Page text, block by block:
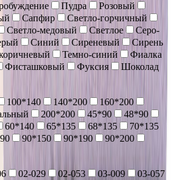
Пудра
Розовый
Сапфир
Светло-горчичный
Светло-медовый Светлое
Серо-
Синий Сиреневый
Сирень
Темно-синий
Фиалка
Фисташковый Фуксия
Шоколад
100*140 140*200
160*200
200*200 45*90
48*90
60*140 65*135 68*135
70*135
90*150 90*190
90*200
02-029 02-053 03-009
03-057